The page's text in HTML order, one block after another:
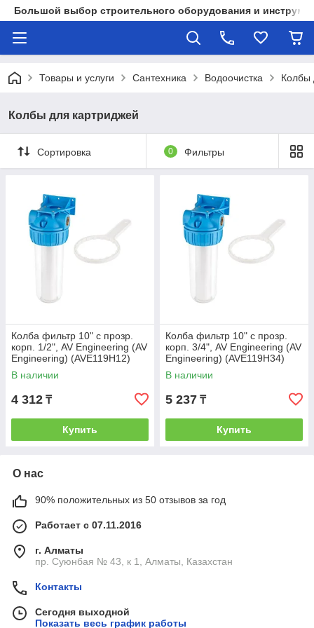
Большой выбор строительного оборудования и
Товары и услуги Сантехника Водоочистка Колбы
Колбы для картриджей
Сортировка 0 Фильтры
Колба фильтр 10" с прозр.
корп. 1/2", AV Engineering (AV
Engineering) (AVE119H12)
В наличии
4 312 ₸
Купить
Колба фильтр 10" с прозр.
корп. 3/4", AV Engineering (AV
Engineering) (AVE119H34)
В наличии
5 237 ₸
Купить
О нас
90% положительных из 50 отзывов за год
Работает с 07.11.2016
г. Алматы
пр. Суюнбая № 43, к 1, Алматы, Казахстан
Контакты
Сегодня выходной
Показать весь график работы